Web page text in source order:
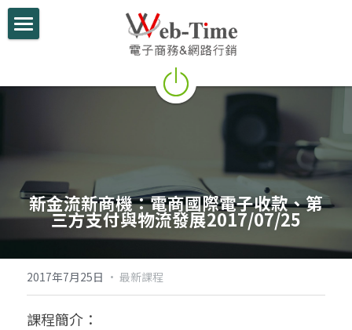
電商學堂
微信行銷
網路開店
電商部落格
行動支付整合
新金流新商機：電商國際電子收款、第
三方支付與物流發展2017/07/25
2017年7月25日 · 最新課程
課程簡介：